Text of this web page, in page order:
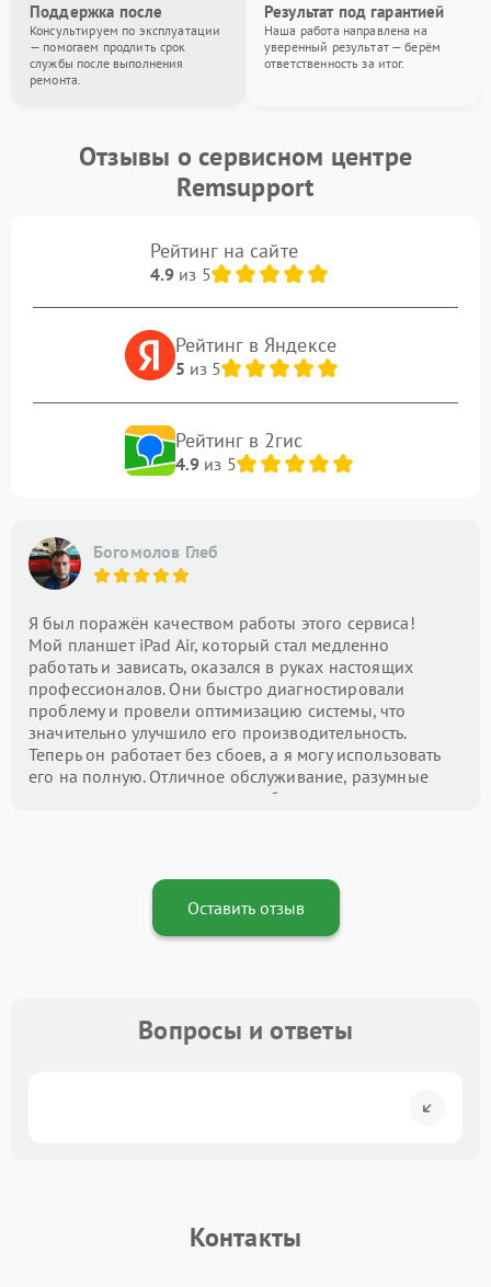
Поддержка после
Консультируем по эксплуатации
— помогаем продлить срок
службы после выполнения
ремонта.
Результат под гарантией
Наша работа направлена на
уверенный результат — берём
ответственность за итог.
Отзывы о сервисном центре
Remsupport
Рейтинг на сайте
4.9из 5
Рейтинг в Яндексе
5 из 5
Рейтинг в 2гис
4.9из 5
Богомолов Глеб
Я был поражён качеством работы этого сервиса!
Мой планшет iPad Air, который стал медленно
работать и зависать, оказался в руках настоящих
профессионалов. Они быстро диагностировали
проблему и провели оптимизацию системы, что
значительно улучшило его производительность.
Теперь он работает без сбоев, а я могу использовать
его на полную. Отличное обслуживание, разумные
цены и внимание к деталям — буду рекомендовать
Оставить отзыв
Вопросы и ответы
Контакты